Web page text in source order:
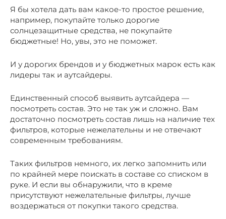
Я бы хотела дать вам какое-то простое решение,
например, покупайте только дорогие
солнцезащитные средства, не покупайте
бюджетные! Но, увы, это не поможет.
И у дорогих брендов и у бюджетных марок есть как
лидеры так и аутсайдеры.
Единственный способ выявить аутсайдера —
посмотреть состав. Это не так уж и сложно. Вам
достаточно посмотреть состав лишь на наличие тех
фильтров, которые нежелательны и не отвечают
современным требованиям.
Таких фильтров немного, их легко запомнить или
по крайней мере поискать в составе со списком в
руке. И если вы обнаружили, что в креме
присутствуют нежелательные фильтры, лучше
воздержаться от покупки такого средства.